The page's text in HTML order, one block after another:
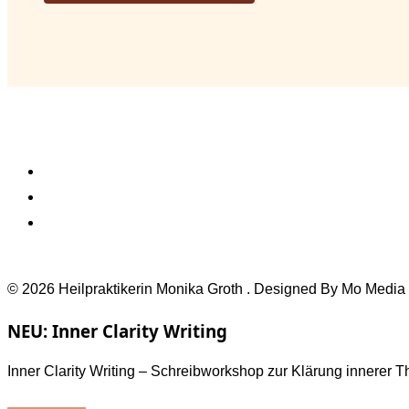
© 2026 Heilpraktikerin Monika Groth . Designed By Mo Media
NEU: Inner Clarity Writing
Inner Clarity Writing – Schreibworkshop zur Klärung innerer